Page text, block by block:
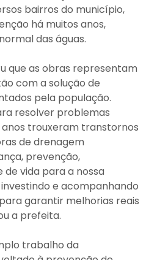
bairros do município,
há muitos anos,
das águas.
que as obras representam
com a solução de
pela população.
resolver problemas
trouxeram transtornos
de drenagem
prevenção,
vida para a nossa
e acompanhando
garantir melhorias reais
a prefeita.
trabalho da